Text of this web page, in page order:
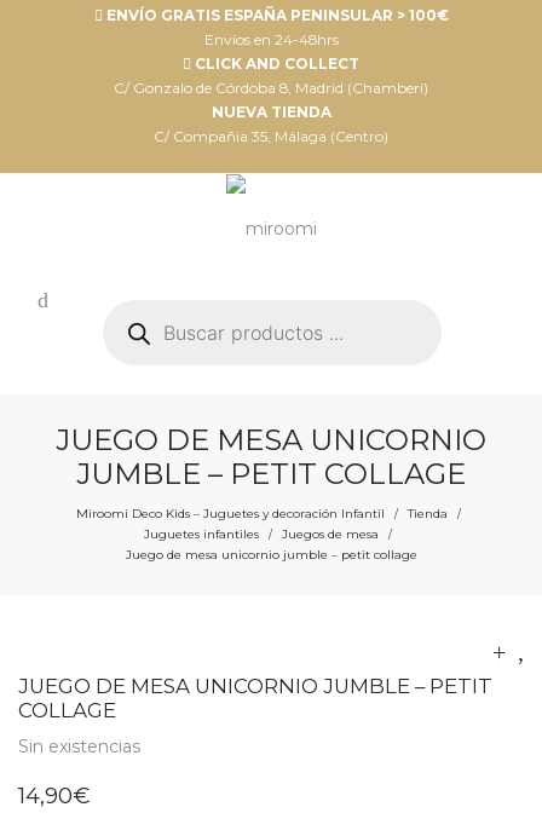
ENVÍO GRATIS ESPAÑA PENINSULAR > 100€
Envíos en 24-48hrs
CLICK AND COLLECT
C/ Gonzalo de Córdoba 8, Madrid (Chamberí)
NUEVA TIENDA
C/ Compañia 35, Málaga (Centro)
productos
JUEGO DE MESA UNICORNIO
JUMBLE – PETIT COLLAGE
Miroomi Deco Kids – Juguetes y decoración Infantil / Tienda /
Juguetes infantiles / Juegos de mesa /
Juego de mesa unicornio jumble – petit collage
JUEGO DE MESA UNICORNIO JUMBLE – PETIT
COLLAGE
Sin existencias
14,90€